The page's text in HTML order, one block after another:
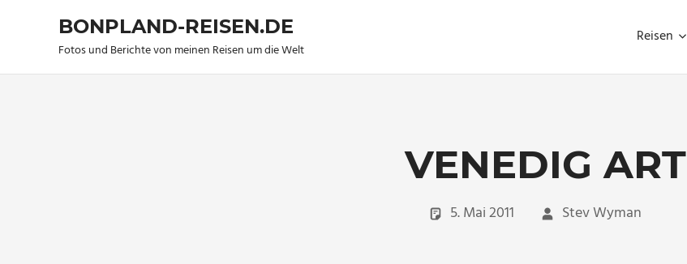
BONPLAND-REISEN.DE
Fotos und Berichte von meinen Reisen um die Welt
Reisen
VENEDIG ART
5. Mai 2011 Stev Wyman